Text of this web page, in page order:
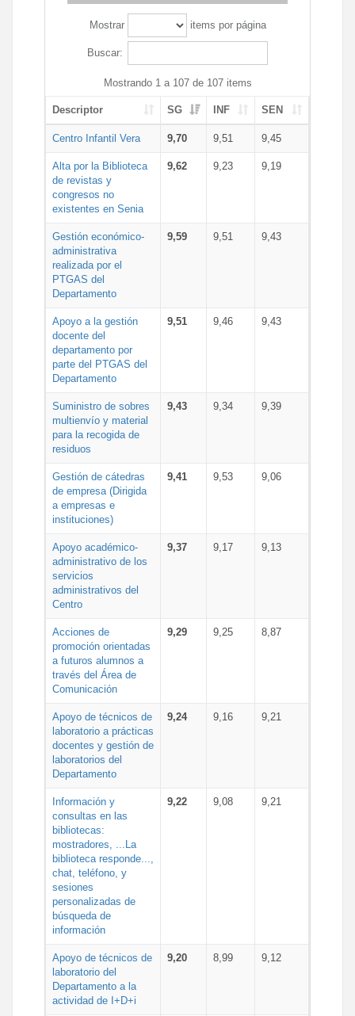
Mostrar items por página
Buscar:
Mostrando 1 a 107 de 107 items
Descriptor SG INF SEN
Centro Infantil Vera 9,70 9,51 9,45
Alta por la Biblioteca
de revistas y
congresos no
existentes en Senia
9,62 9,23 9,19
Gestión económico-
administrativa
realizada por el
PTGAS del
Departamento
9,59 9,51 9,43
Apoyo a la gestión
docente del
departamento por
parte del PTGAS del
Departamento
9,51 9,46 9,43
Suministro de sobres
multienvío y material
para la recogida de
residuos
9,43 9,34 9,39
Gestión de cátedras
de empresa (Dirigida
a empresas e
instituciones)
9,41 9,53 9,06
Apoyo académico-
administrativo de los
servicios
administrativos del
Centro
9,37 9,17 9,13
Acciones de
promoción orientadas
a futuros alumnos a
través del Área de
Comunicación
9,29 9,25 8,87
Apoyo de técnicos de
laboratorio a prácticas
docentes y gestión de
laboratorios del
Departamento
9,24 9,16 9,21
Información y
consultas en las
bibliotecas:
mostradores, ...La
biblioteca responde...,
chat, teléfono, y
sesiones
personalizadas de
búsqueda de
información
9,22 9,08 9,21
Apoyo de técnicos de
laboratorio del
Departamento a la
actividad de I+D+i
9,20 8,99 9,12